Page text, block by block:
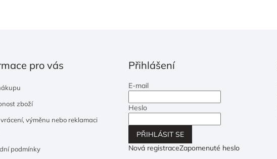
pro vás
zboží
vrácení, výměnu nebo reklamaci
podmínky
Přihlášení
E-mail
Heslo
PŘIHLÁSIT SE
Nová registraceZapomenuté heslo